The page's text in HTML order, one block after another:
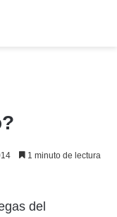
1 minuto de lectura
del